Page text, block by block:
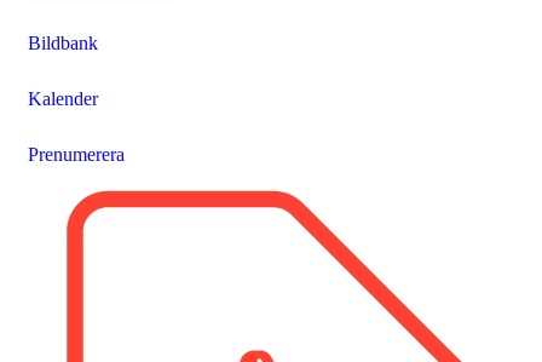
Bildbank
Kalender
Prenumerera